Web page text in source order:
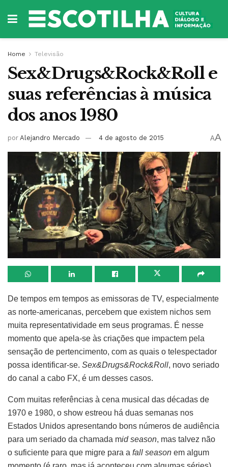
Home Televisão
Sex&Drugs&Rock&Roll e
suas referências à música
dos anos 1980
por Alejandro Mercado 4 de agosto de 2015 AA
De tempos em tempos as emissoras de TV, especialmente
as norte-americanas, percebem que existem nichos sem
muita representatividade em seus programas. É nesse
momento que apela-se às criações que impactem pela
sensação de pertencimento, com as quais o telespectador
possa identificar-se. Sex&Drugs&Rock&Roll, novo seriado
do canal a cabo FX, é um desses casos.
Com muitas referências à cena musical das décadas de
1970 e 1980, o show estreou há duas semanas nos
Estados Unidos apresentando bons números de audiência
para um seriado da chamada mid season, mas talvez não
o suficiente para que migre para a fall season em algum